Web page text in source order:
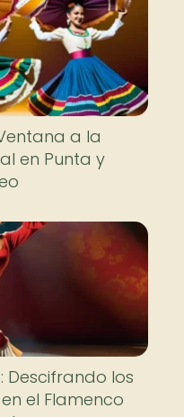
a la
en Punta y
Descifrando los
el Flamenco